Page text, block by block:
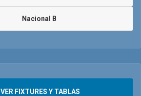
Nacional B
VER FIXTURES Y TABLAS